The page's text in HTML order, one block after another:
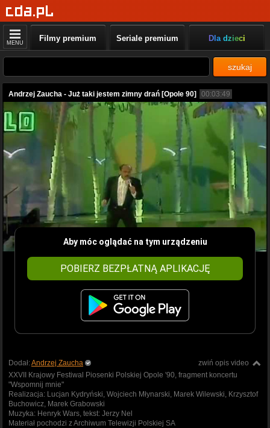
MENU Filmy premium Seriale premium Dla dzieci
szukaj
Andrzej Zaucha - Już taki jestem zimny drań [Opole 90] 00:03:49
Aby móc oglądać na tym urządzeniu
POBIERZ BEZPŁATNĄ APLIKACJĘ
zwiń opis video
Dodał:Andrzej Zaucha
XXVII Krajowy Festiwal Piosenki Polskiej Opole '90, fragment koncertu
"Wspomnij mnie"
Realizacja: Lucjan Kydryński, Wojciech Młynarski, Marek Wilewski, Krzysztof
Buchowicz, Marek Grabowski
Muzyka: Henryk Wars, tekst: Jerzy Nel
Materiał pochodzi z Archiwum Telewizji Polskiej SA